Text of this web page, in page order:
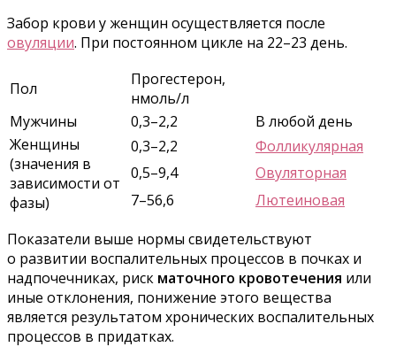
Забор крови у женщин осуществляется после
овуляции. При постоянном цикле на 22–23 день.
Пол
Прогестерон,
нмоль/л
Мужчины
0,3–2,2
В любой день
Женщины
(значения в
зависимости от
фазы)
0,3–2,2
Фолликулярная
0,5–9,4
Овуляторная
7–56,6
Лютеиновая
Показатели выше нормы свидетельствуют
о развитии воспалительных процессов в почках и
надпочечниках, риск маточного кровотечения или
иные отклонения, понижение этого вещества
является результатом хронических воспалительных
процессов в придатках.